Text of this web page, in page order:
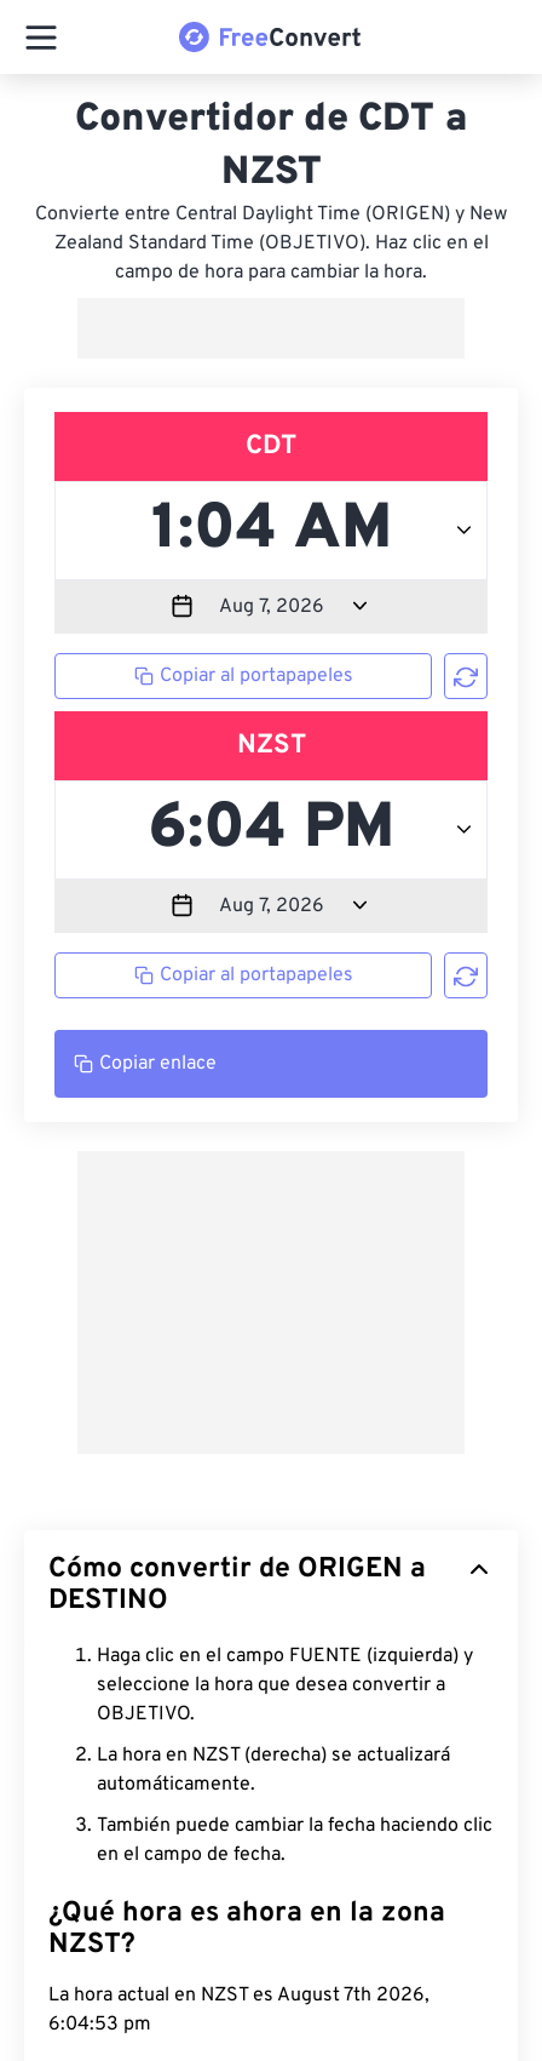
Convertidor de CDT a
NZST
Convierte entre Central Daylight Time (ORIGEN) y New
Zealand Standard Time (OBJETIVO). Haz clic en el
campo de hora para cambiar la hora.
CDT
Copiar al portapapeles
NZST
Copiar al portapapeles
Copiar enlace
Cómo convertir de ORIGEN a
DESTINO
Haga clic en el campo FUENTE (izquierda) y
seleccione la hora que desea convertir a
OBJETIVO.
La hora en NZST (derecha) se actualizará
automáticamente.
También puede cambiar la fecha haciendo clic
en el campo de fecha.
¿Qué hora es ahora en la zona
NZST?
La hora actual en NZST es August 7th 2026,
6:04:54 pm